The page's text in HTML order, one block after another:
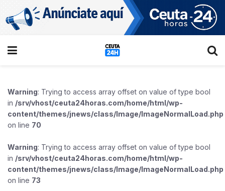
Warning: Trying to access array offset on value of type bool
in /srv/vhost/ceuta24horas.com/home/html/wp-
content/themes/jnews/class/Image/ImageNormalLoad.php
on line 70
Warning: Trying to access array offset on value of type bool
in /srv/vhost/ceuta24horas.com/home/html/wp-
content/themes/jnews/class/Image/ImageNormalLoad.php
on line 73